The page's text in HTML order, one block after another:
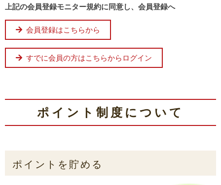
上記の会員登録モニター規約に同意し、会員登録へ
会員登録はこちらから
すでに会員の方はこちらからログイン
ポイント制度について
ポイントを貯める